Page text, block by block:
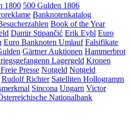
1800 500 Gulden 1806
Banknotenkatalog
Book of the Year
Damir Stipančić Erik Eybl Euro
Euro Banknoten Umlauf Falsifikate
Gärtner Auktionen Hammerbrot
Lagergeld Kronen
Presse Notgeld Notgeld
Rudolf Richter Satelliten Hollogramm
Sincona Ungarn Victor
Nationalbank